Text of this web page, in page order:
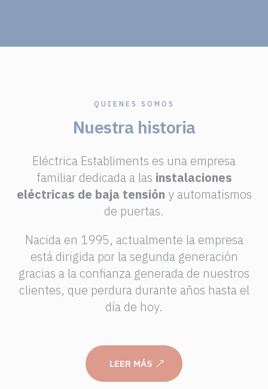
QUIENES SOMOS
Nuestra historia
Eléctrica Establiments es una empresa
familiar dedicada a las instalaciones
eléctricas de baja tensión y automatismos
de puertas.
Nacida en 1995, actualmente la empresa
está dirigida por la segunda generación
gracias a la confianza generada de nuestros
clientes, que perdura durante años hasta el
día de hoy.
LEER MÁS